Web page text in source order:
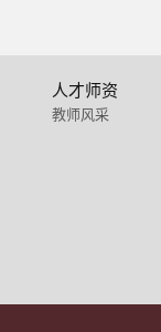
人才师资
教师风采